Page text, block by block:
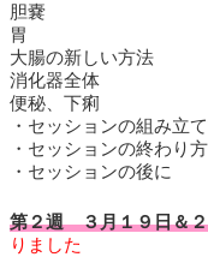
胆嚢
胃
大腸の新しい方法
消化器全体
便秘、下痢
・セッションの組み立
・セッションの終わり
・セッションの後に
第２週 ３月１９日＆
りました